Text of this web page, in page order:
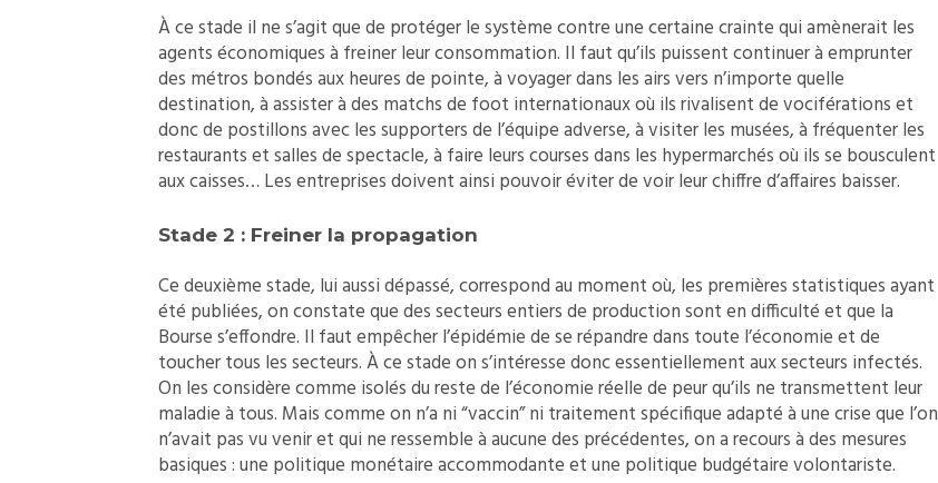
À ce stade il ne s’agit que de protéger le système contre une certaine crainte qui amènerait les
agents économiques à freiner leur consommation. Il faut qu’ils puissent continuer à emprunter
des métros bondés aux heures de pointe, à voyager dans les airs vers n’importe quelle
destination, à assister à des matchs de foot internationaux où ils rivalisent de vociférations et
donc de postillons avec les supporters de l’équipe adverse, à visiter les musées, à fréquenter les
restaurants et salles de spectacle, à faire leurs courses dans les hypermarchés où ils se bousculent
aux caisses… Les entreprises doivent ainsi pouvoir éviter de voir leur chiffre d’affaires baisser.
Stade 2 : Freiner la propagation
Ce deuxième stade, lui aussi dépassé, correspond au moment où, les premières statistiques ayant
été publiées, on constate que des secteurs entiers de production sont en difficulté et que la
Bourse s’effondre. Il faut empêcher l’épidémie de se répandre dans toute l’économie et de
toucher tous les secteurs. À ce stade on s’intéresse donc essentiellement aux secteurs infectés.
On les considère comme isolés du reste de l’économie réelle de peur qu’ils ne transmettent leur
maladie à tous. Mais comme on n’a ni “vaccin” ni traitement spécifique adapté à une crise que l’on
n’avait pas vu venir et qui ne ressemble à aucune des précédentes, on a recours à des mesures
basiques : une politique monétaire accommodante et une politique budgétaire volontariste.